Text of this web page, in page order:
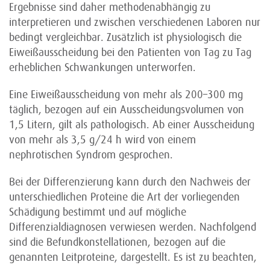
Ergebnisse sind daher methodenabhängig zu
interpretieren und zwischen verschiedenen Laboren nur
bedingt vergleichbar. Zusätzlich ist physiologisch die
Eiweißausscheidung bei den Patienten von Tag zu Tag
erheblichen Schwankungen unterworfen.
Eine Eiweißausscheidung von mehr als 200–300 mg
täglich, bezogen auf ein Ausscheidungsvolumen von
1,5 Litern, gilt als pathologisch. Ab einer Ausscheidung
von mehr als 3,5 g/24 h wird von einem
nephrotischen Syndrom gesprochen.
Bei der Differenzierung kann durch den Nachweis der
unterschiedlichen Proteine die Art der vorliegenden
Schädigung bestimmt und auf mögliche
Differenzialdiagnosen verwiesen werden. Nachfolgend
sind die Befundkonstellationen, bezogen auf die
genannten Leitproteine, dargestellt. Es ist zu beachten,